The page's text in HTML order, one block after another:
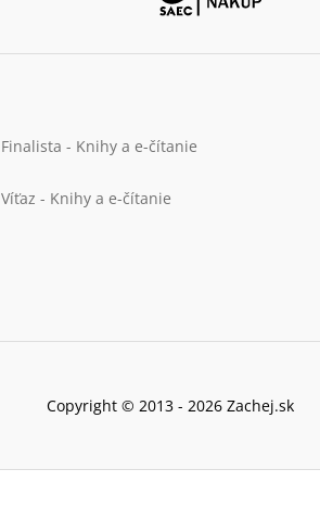
Finalista - Knihy a e-čítanie
Víťaz - Knihy a e-čítanie
Copyright © 2013 - 2026 Zachej.sk